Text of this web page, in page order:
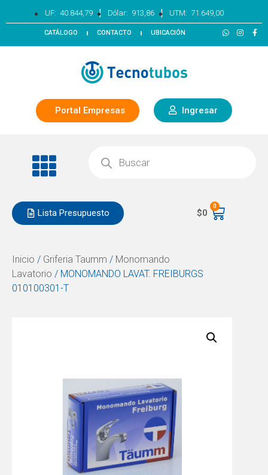
UF: 40.844,79 | Dólar: 913,86 | UTM: 71.649,00
CATÁLOGO CONTACTO UBICACIÓN
Portal Empresas Ingresar
Lista Presupuesto $0
0
Inicio / Griferia Taumm / Monomando
Lavatorio / MONOMANDO LAVAT. FREIBURGS
010100301-T